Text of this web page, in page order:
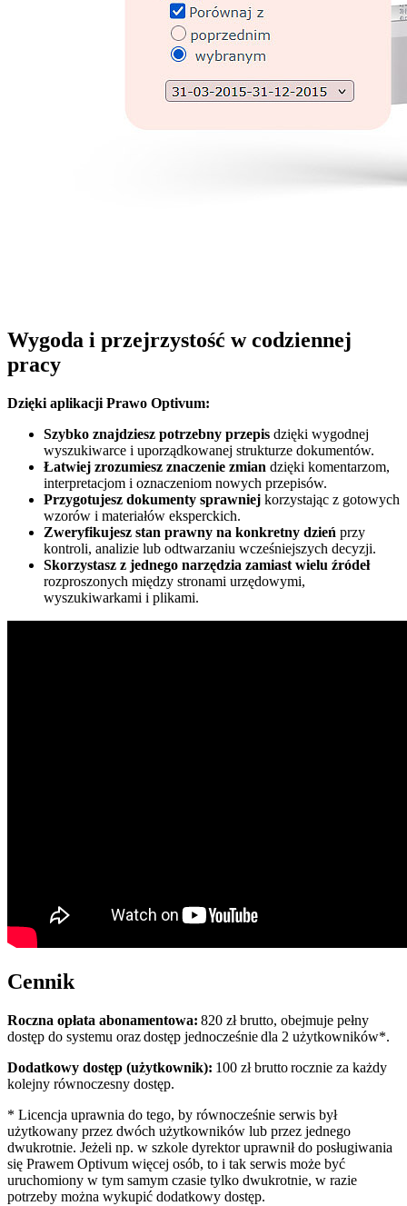
Wygoda i przejrzystość w codziennej
pracy
Dzięki aplikacji Prawo Optivum:
Szybko znajdziesz potrzebny przepis dzięki wygodnej
wyszukiwarce i uporządkowanej strukturze dokumentów.
Łatwiej zrozumiesz znaczenie zmian dzięki komentarzom,
interpretacjom i oznaczeniom nowych przepisów.
Przygotujesz dokumenty sprawniej korzystając z gotowych
wzorów i materiałów eksperckich.
Zweryfikujesz stan prawny na konkretny dzień przy
kontroli, analizie lub odtwarzaniu wcześniejszych decyzji.
Skorzystasz z jednego narzędzia zamiast wielu źródeł
rozproszonych między stronami urzędowymi,
wyszukiwarkami i plikami.
Cennik
Roczna opłata abonamentowa: 820 zł brutto, obejmuje pełny
dostęp do systemu oraz dostęp jednocześnie dla 2 użytkowników*.
Dodatkowy dostęp (użytkownik): 100 zł brutto rocznie za każdy
kolejny równoczesny dostęp.
* Licencja uprawnia do tego, by równocześnie serwis był
użytkowany przez dwóch użytkowników lub przez jednego
dwukrotnie. Jeżeli np. w szkole dyrektor uprawnił do posługiwania
się Prawem Optivum więcej osób, to i tak serwis może być
uruchomiony w tym samym czasie tylko dwukrotnie, w razie
potrzeby można wykupić dodatkowy dostęp.